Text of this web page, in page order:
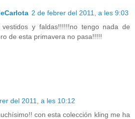
2 de febrer del 2011, a les 9:03
y faldas!!!!!!no tengo nada de
de esta primavera no pasa!!!!!
del 2011, a les 10:12
con esta colección kling me ha